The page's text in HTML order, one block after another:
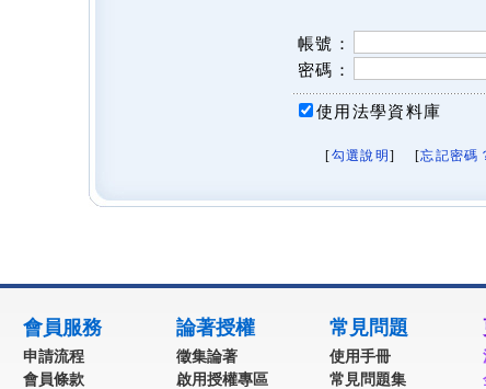
帳號：
密碼：
使用法學資料庫
[勾選說明 ] [忘記密碼
會員服務
申請流程
會員條款
論著授權
徵集論著
啟用授權專區
常見問題
使用手冊
常見問題集